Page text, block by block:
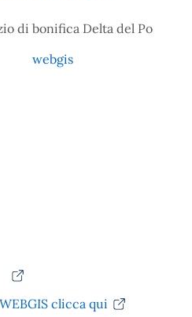
di bonifica Delta del Po
clicca qui